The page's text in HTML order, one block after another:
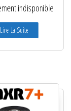
€ à 81,00 €
Les options
indisponible
Lire La Suite